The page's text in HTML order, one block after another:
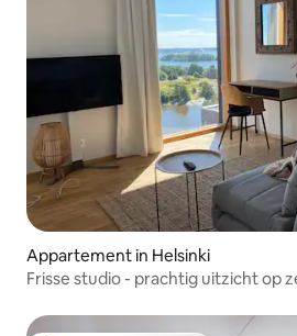
Appartement in Helsinki
Frisse studio - prachtig uitzicht op